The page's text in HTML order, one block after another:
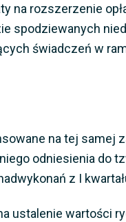
rozszerzenie
spodziewanych
świadczeń w
na tej samej
odniesienia do
z I
ustalenie